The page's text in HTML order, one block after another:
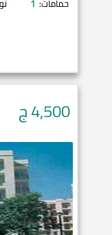
حمامات: 1
4,500ج